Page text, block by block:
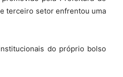
terceiro setor enfrentou uma
do próprio bolso